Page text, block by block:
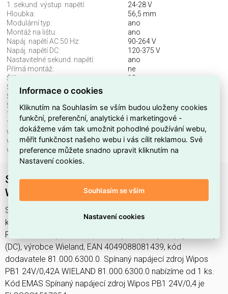
1. sekund. výstup. napětí:
24-28 V
Hloubka:
56,5 mm
Modulární typ:
ano
Montáž na lištu:
ano
Napáj. napětí AC 50 Hz:
90-264 V
Napáj. napětí DC:
120-375 V
Nastavitelné sekund. napětí:
ano
Přímá montáž:
ne
Šířka:
18 mm
Stabilizované:
Stabilizované výst. napětí:
Stupeň krytí (IP):
IP20
Typ elektrického připojení:
spona
Typ napájecího napětí:
AC/DC
Vhodné pro montáž na stěnu:
ne
Vhodné pro zabezpečení:
ne
Výška:
91 mm
Spínaný napájecí zdroj Wipos PB1 24V/0,42A
WIELAND 81.000.6300.0
Spínaný napájecí zdroj Wipos PB1 24V/0,4 najdete v
kategoriích Spínací a jistící přístroje, Transformátory,
Rozvodnice, výkonové spínací a jistící prvky, Napájecí zdroj
(DC), výrobce Wieland, EAN 4049088081439, kód
dodavatele 81.000.6300.0. Spínaný napájecí zdroj Wipos
PB1 24V/0,42A WIELAND 81.000.6300.0 nabízíme od 1 ks.
Kód EMAS Spínaný napájecí zdroj Wipos PB1 24V/0,4 je
Informace o cookies
Kliknutím na Souhlasím se vším budou uloženy cookies
funkční, preferenční, analytické i marketingové -
dokážeme vám tak umožnit pohodlné používání webu,
měřit funkčnost našeho webu i vás cílit reklamou. Své
preference můžete snadno upravit kliknutím na
Nastavení cookies.
Souhlasím se vším
Nastavení cookies